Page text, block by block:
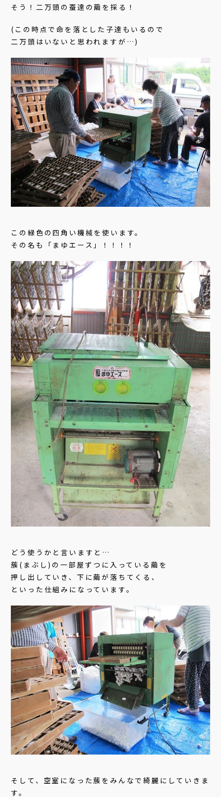
そう！二万頭の蚕達の繭を採る！
(この時点で命を落とした子達もいるので
二万頭はいないと思われますが…)
この緑色の四角い機械を使います。
その名も「まゆエース」！！！！
どう使うかと言いますと…
蔟(まぶし)の一部屋ずつに入っている繭を
押し出していき、下に繭が落ちてくる、
といった仕組みになっています。
そして、空室になった蔟をみんなで綺麗にしていきま
す。